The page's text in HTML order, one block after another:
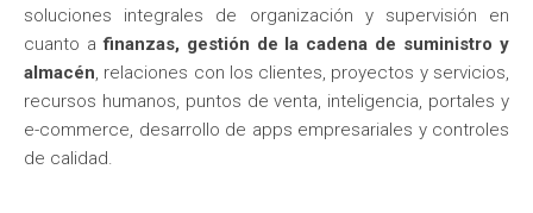
soluciones integrales de organización y supervisión en
cuanto afinanzas, gestión de la cadena de suministro y
almacén, relaciones con los clientes, proyectos y servicios,
recursos humanos, puntos de venta, inteligencia, portales y
e-commerce, desarrollo de apps empresariales y controles
de calidad.